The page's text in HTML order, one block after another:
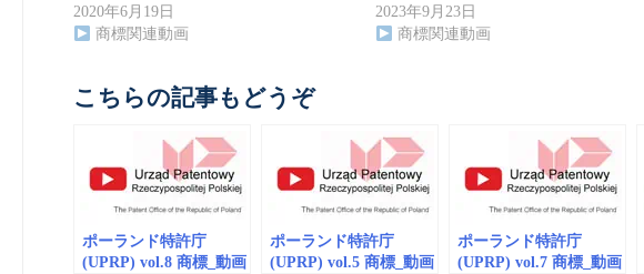
2020年6月19日
商標関連動画
2023年9月23日
商標関連動画
こちらの記事もどうぞ
ポーランド特許庁
(UPRP) vol.8 商標_動画
ポーランド特許庁
(UPRP) vol.5 商標_動画
ポーランド特許庁
(UPRP) vol.7 商標_動画